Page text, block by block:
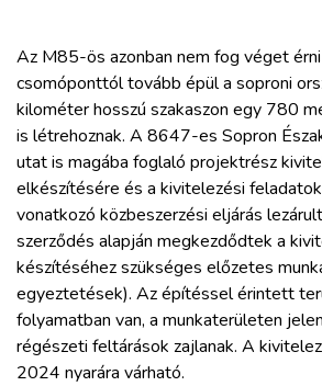
Az M85-ös azonban nem fog véget
csomóponttól tovább épül a soproni
kilométer hosszú szakaszon egy 780
is létrehoznak. A 8647-es Sopron
utat is magába foglaló projektrész
elkészítésére és a kivitelezési
vonatkozó közbeszerzési eljárás
szerződés alapján megkezdődtek a
készítéséhez szükséges előzetes
egyeztetések). Az építéssel érintett
folyamatban van, a munkaterületen
régészeti feltárások zajlanak. A
2024 nyarára várható.